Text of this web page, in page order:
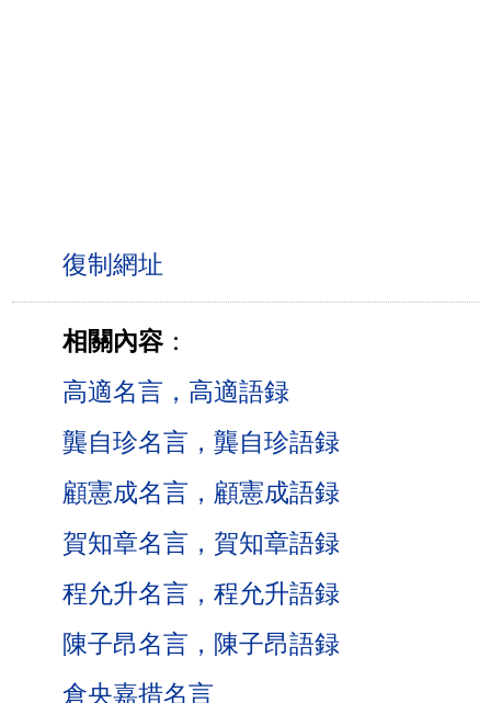
相關內容：
高適名言，高適語録
龔自珍名言，龔自珍語録
顧憲成名言，顧憲成語録
賀知章名言，賀知章語録
程允升名言，程允升語録
陳子昂名言，陳子昂語録
倉央嘉措名言